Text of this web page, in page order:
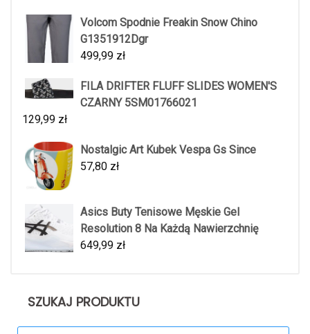
Volcom Spodnie Freakin Snow Chino
G1351912Dgr
499,99 zł
FILA DRIFTER FLUFF SLIDES WOMEN'S
CZARNY 5SM01766021
129,99 zł
Nostalgic Art Kubek Vespa Gs Since
57,80 zł
Asics Buty Tenisowe Męskie Gel
Resolution 8 Na Każdą Nawierzchnię
649,99 zł
SZUKAJ PRODUKTU